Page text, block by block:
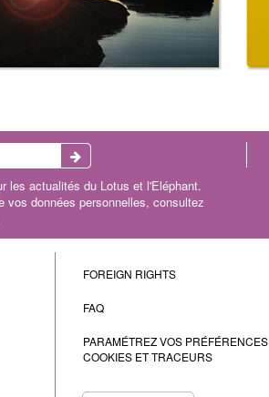
les actualités du Lotus et l'Eléphant.
données personnelles, consultez
FOREIGN RIGHTS
FAQ
PARAMÉTREZ VOS PRÉFÉRENCES
COOKIES ET TRACEURS